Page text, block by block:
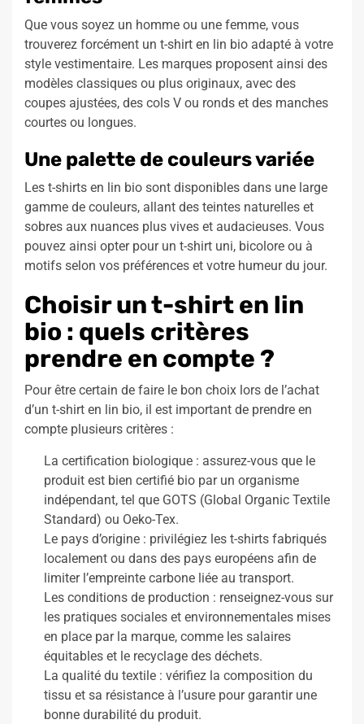
Que vous soyez un homme ou une femme, vous
trouverez forcément un t-shirt en lin bio adapté à votre
style vestimentaire. Les marques proposent ainsi des
modèles classiques ou plus originaux, avec des
coupes ajustées, des cols V ou ronds et des manches
courtes ou longues.
Une palette de couleurs variée
Les t-shirts en lin bio sont disponibles dans une large
gamme de couleurs, allant des teintes naturelles et
sobres aux nuances plus vives et audacieuses. Vous
pouvez ainsi opter pour un t-shirt uni, bicolore ou à
motifs selon vos préférences et votre humeur du jour.
Choisir un t-shirt en lin
bio : quels critères
prendre en compte ?
Pour être certain de faire le bon choix lors de l’achat
d’un t-shirt en lin bio, il est important de prendre en
compte plusieurs critères :
La certification biologique : assurez-vous que le
produit est bien certifié bio par un organisme
indépendant, tel que GOTS (Global Organic Textile
Standard) ou Oeko-Tex.
Le pays d’origine : privilégiez les t-shirts fabriqués
localement ou dans des pays européens afin de
limiter l’empreinte carbone liée au transport.
Les conditions de production : renseignez-vous sur
les pratiques sociales et environnementales mises
en place par la marque, comme les salaires
équitables et le recyclage des déchets.
La qualité du textile : vérifiez la composition du
tissu et sa résistance à l’usure pour garantir une
bonne durabilité du produit.